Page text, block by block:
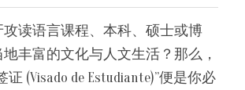
读语言课程、本科、硕士或博
丰富的文化与人文生活？那么，
证 (Visado de Estudiante)”便是你必